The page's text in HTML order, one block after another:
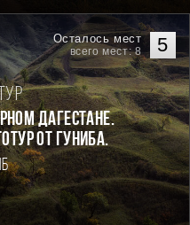
5
Осталось мест
всего мест: 8
Дагестане.
от Гуниба.